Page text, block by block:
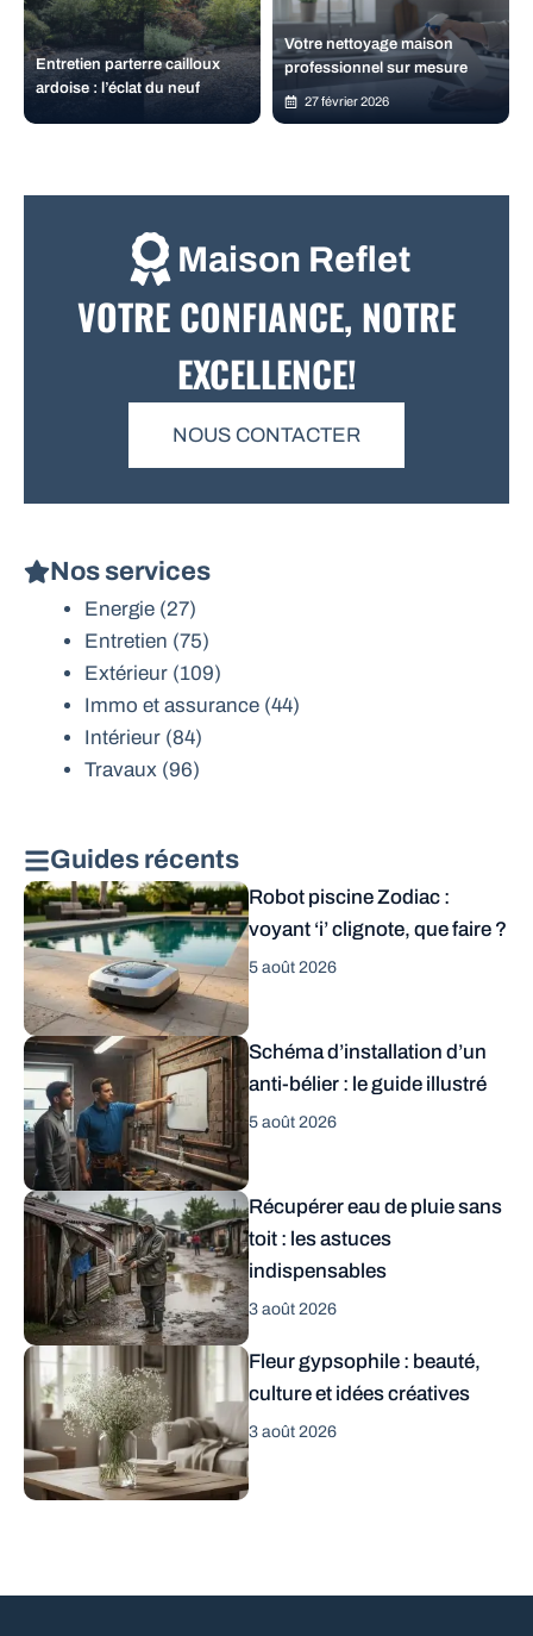
Entretien parterre cailloux
ardoise : l’éclat du neuf
Votre nettoyage maison
professionnel sur mesure
27 février 2026
Maison Reflet
VOTRE CONFIANCE, NOTRE
EXCELLENCE!
NOUS CONTACTER
Nos services
Energie (27)
Entretien (75)
Extérieur (109)
Immo et assurance (44)
Intérieur (84)
Travaux (96)
Guides récents
Robot piscine Zodiac :
voyant ‘i’ clignote, que faire ?
5 août 2026
Schéma d’installation d’un
anti-bélier : le guide illustré
5 août 2026
Récupérer eau de pluie sans
toit : les astuces
indispensables
3 août 2026
Fleur gypsophile : beauté,
culture et idées créatives
3 août 2026